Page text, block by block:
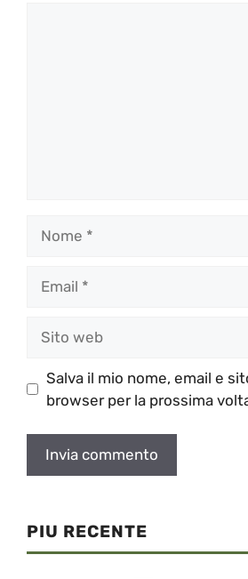
web
Salva il mio nome, email e
browser per la prossima
PIU RECENTE